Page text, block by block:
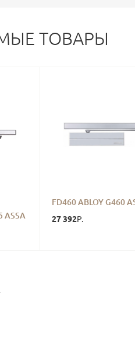
ТОВАРЫ
ASSA
FD460 ABLOY G460
27 392 Р.